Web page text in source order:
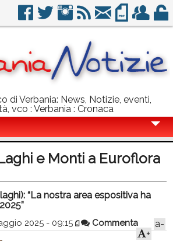
di Verbania: News, Notizie, eventi,
vco : Verbania : Cronaca
e Monti a Euroflora
“La nostra area espositiva ha
2025 - 09:15 Commenta
a-
+